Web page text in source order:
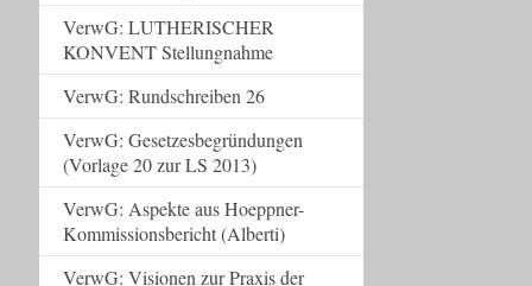
VerwG: LUTHERISCHER
KONVENT Stellungnahme
VerwG: Rundschreiben 26
VerwG: Gesetzesbegründungen
(Vorlage 20 zur LS 2013)
VerwG: Aspekte aus Hoeppner-
Kommissionsbericht (Alberti)
VerwG: Visionen zur Praxis der